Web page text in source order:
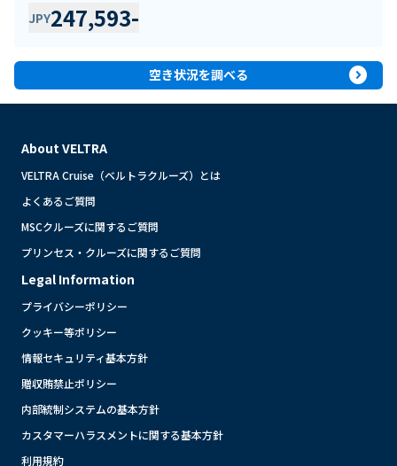
JPY247,593-
空き状況を調べる expand_circle_right
About VELTRA
VELTRA Cruise（ベルトラクルーズ）とは
よくあるご質問
MSCクルーズに関するご質問
プリンセス・クルーズに関するご質問
Legal Information
プライバシーポリシー
クッキー等ポリシー
情報セキュリティ基本方針
贈収賄禁止ポリシー
内部統制システムの基本方針
カスタマーハラスメントに関する基本方針
利用規約